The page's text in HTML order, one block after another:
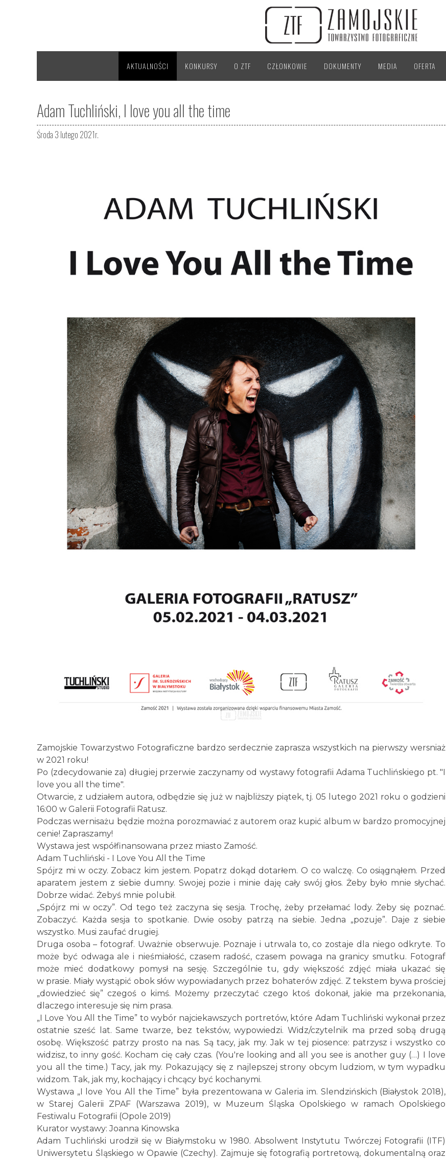
AKTUALNOŚCI KONKURSY O ZTF CZŁONKOWIE DOKUMENTY MEDIA OFERTA
Adam Tuchliński, I love you all the time
Środa 3 lutego 2021r.
Zamojskie Towarzystwo Fotograficzne bardzo serdecznie zaprasza wszystkich na pierwszy wersniaż
w 2021 roku!
Po (zdecydowanie za) długiej przerwie zaczynamy od wystawy fotografii Adama Tuchlińskiego pt. "I
love you all the time".
Otwarcie, z udziałem autora, odbędzie się już w najbliższy piątek, tj. 05 lutego 2021 roku o godzieni
16:00 w Galerii Fotografii Ratusz.
Podczas wernisażu będzie można porozmawiać z autorem oraz kupić album w bardzo promocyjnej
cenie! Zapraszamy!
Wystawa jest współfinansowana przez miasto Zamość.
Adam Tuchliński - I Love You All the Time
Spójrz mi w oczy. Zobacz kim jestem. Popatrz dokąd dotarłem. O co walczę. Co osiągnąłem. Przed
aparatem jestem z siebie dumny. Swojej pozie i minie daję cały swój głos. Żeby było mnie słychać.
Dobrze widać. Żebyś mnie polubił.
„Spójrz mi w oczy”. Od tego też zaczyna się sesja. Trochę, żeby przełamać lody. Żeby się poznać.
Zobaczyć. Każda sesja to spotkanie. Dwie osoby patrzą na siebie. Jedna „pozuje”. Daje z siebie
wszystko. Musi zaufać drugiej.
Druga osoba – fotograf. Uważnie obserwuje. Poznaje i utrwala to, co zostaje dla niego odkryte. To
może być odwaga ale i nieśmiałość, czasem radość, czasem powaga na granicy smutku. Fotograf
może mieć dodatkowy pomysł na sesję. Szczególnie tu, gdy większość zdjęć miała ukazać się
w prasie. Miały wystąpić obok słów wypowiadanych przez bohaterów zdjęć. Z tekstem bywa prościej
„dowiedzieć się” czegoś o kimś. Możemy przeczytać czego ktoś dokonał, jakie ma przekonania,
dlaczego interesuje się nim prasa.
„I Love You All the Time” to wybór najciekawszych portretów, które Adam Tuchliński wykonał przez
ostatnie sześć lat. Same twarze, bez tekstów, wypowiedzi. Widz/czytelnik ma przed sobą drugą
osobę. Większość patrzy prosto na nas. Są tacy, jak my. Jak w tej piosence: patrzysz i wszystko co
widzisz, to inny gość. Kocham cię cały czas. (You're looking and all you see is another guy (…) I love
you all the time.) Tacy, jak my. Pokazujący się z najlepszej strony obcym ludziom, w tym wypadku
widzom. Tak, jak my, kochający i chcący być kochanymi.
Wystawa „I love You All the Time” była prezentowana w Galeria im. Slendzińskich (Białystok 2018),
w Starej Galerii ZPAF (Warszawa 2019), w Muzeum Śląska Opolskiego w ramach Opolskiego
Festiwalu Fotografii (Opole 2019)
Kurator wystawy: Joanna Kinowska
Adam Tuchliński urodził się w Białymstoku w 1980. Absolwent Instytutu Twórczej Fotografii (ITF)
Uniwersytetu Śląskiego w Opawie (Czechy). Zajmuje się fotografią portretową, dokumentalną oraz